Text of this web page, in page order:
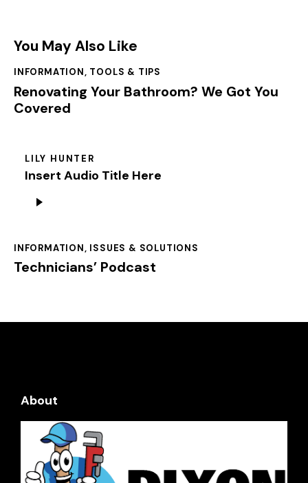
You May Also Like
INFORMATION, TOOLS & TIPS
Renovating Your Bathroom? We Got You
Covered
LILY HUNTER
Insert Audio Title Here
Player
INFORMATION, ISSUES & SOLUTIONS
Technicians’ Podcast
About